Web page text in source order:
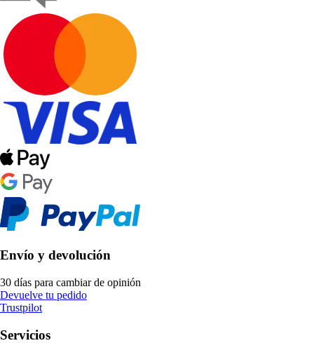
Envío y devolución
30 días para cambiar de opinión
Devuelve tu pedido
Trustpilot
Servicios